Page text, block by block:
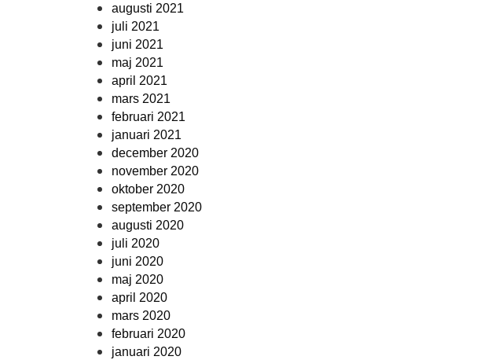
augusti 2021
juli 2021
juni 2021
maj 2021
april 2021
mars 2021
februari 2021
januari 2021
december 2020
november 2020
oktober 2020
september 2020
augusti 2020
juli 2020
juni 2020
maj 2020
april 2020
mars 2020
februari 2020
januari 2020